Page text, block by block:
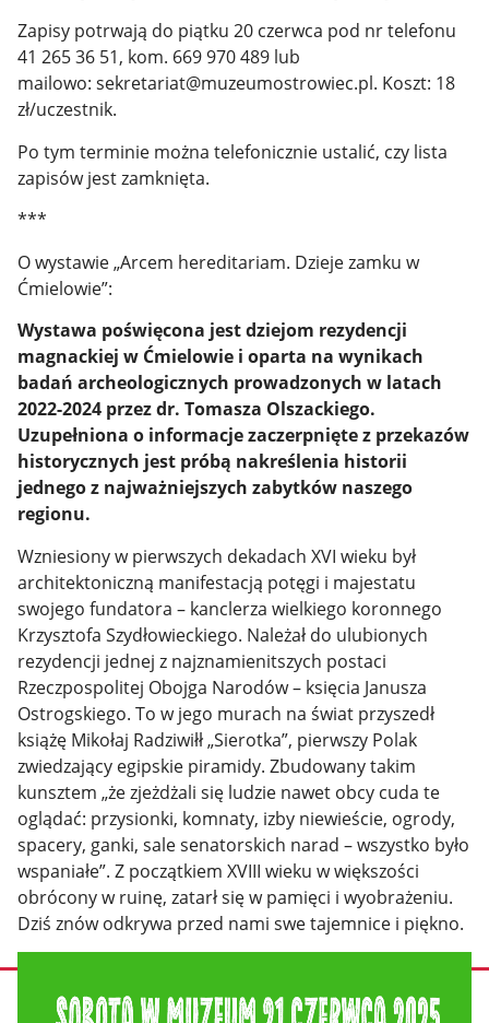
Zapisy potrwają do piątku 20 czerwca pod nr telefonu
41 265 36 51, kom. 669 970 489 lub
mailowo: sekretariat@muzeumostrowiec.pl. Koszt: 18
zł/uczestnik.
Po tym terminie można telefonicznie ustalić, czy lista
zapisów jest zamknięta.
***
O wystawie „Arcem hereditariam. Dzieje zamku w
Ćmielowie”:
Wystawa poświęcona jest dziejom rezydencji
magnackiej w Ćmielowie i oparta na wynikach
badań archeologicznych prowadzonych w latach
2022-2024 przez dr. Tomasza Olszackiego.
Uzupełniona o informacje zaczerpnięte z przekazów
historycznych jest próbą nakreślenia historii
jednego z najważniejszych zabytków naszego
regionu.
Wzniesiony w pierwszych dekadach XVI wieku był
architektoniczną manifestacją potęgi i majestatu
swojego fundatora – kanclerza wielkiego koronnego
Krzysztofa Szydłowieckiego. Należał do ulubionych
rezydencji jednej z najznamienitszych postaci
Rzeczpospolitej Obojga Narodów – księcia Janusza
Ostrogskiego. To w jego murach na świat przyszedł
książę Mikołaj Radziwiłł „Sierotka”, pierwszy Polak
zwiedzający egipskie piramidy. Zbudowany takim
kunsztem „że zjeżdżali się ludzie nawet obcy cuda te
oglądać: przysionki, komnaty, izby niewieście, ogrody,
spacery, ganki, sale senatorskich narad – wszystko było
wspaniałe”. Z początkiem XVIII wieku w większości
obrócony w ruinę, zatarł się w pamięci i wyobrażeniu.
Dziś znów odkrywa przed nami swe tajemnice i piękno.